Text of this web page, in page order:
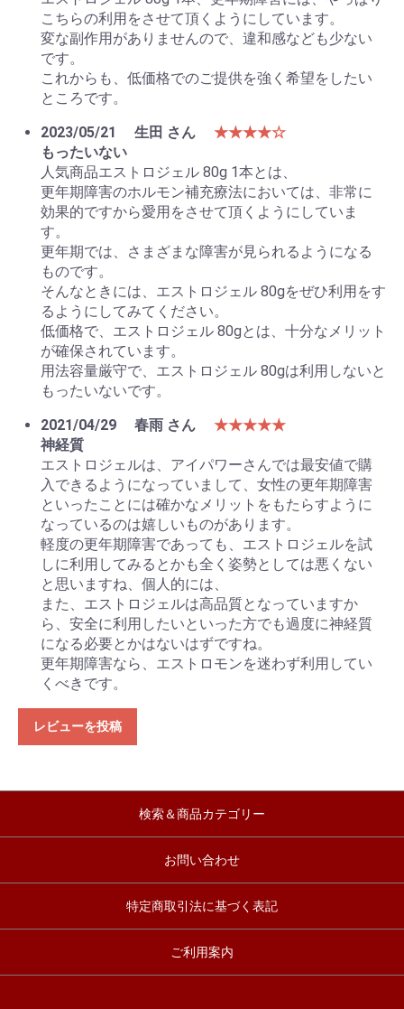
こちらの利用をさせて頂くようにしています。
変な副作用がありませんので、違和感なども少ない
です。
これからも、低価格でのご提供を強く希望をしたい
ところです。
2023/05/21
生田 さん
★★★★☆
もったいない
人気商品エストロジェル 80g 1本とは、
更年期障害のホルモン補充療法においては、非常に
効果的ですから愛用をさせて頂くようにしていま
す。
更年期では、さまざまな障害が見られるようになる
ものです。
そんなときには、エストロジェル 80gをぜひ利用をす
るようにしてみてください。
低価格で、エストロジェル 80gとは、十分なメリット
が確保されています。
用法容量厳守で、エストロジェル 80gは利用しないと
もったいないです。
2021/04/29
春雨 さん
★★★★★
神経質
エストロジェルは、アイパワーさんでは最安値で購
入できるようになっていまして、女性の更年期障害
といったことには確かなメリットをもたらすように
なっているのは嬉しいものがあります。
軽度の更年期障害であっても、エストロジェルを試
しに利用してみるとかも全く姿勢としては悪くない
と思いますね、個人的には、
また、エストロジェルは高品質となっていますか
ら、安全に利用したいといった方でも過度に神経質
になる必要とかはないはずですね。
更年期障害なら、エストロモンを迷わず利用してい
くべきです。
レビューを投稿
検索＆商品カテゴリー
お問い合わせ
特定商取引法に基づく表記
ご利用案内